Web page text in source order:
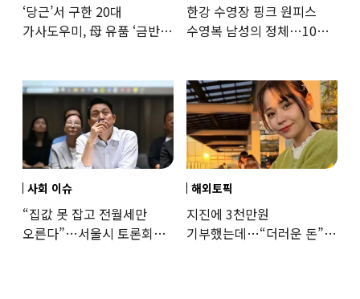
‘당근’서 구한 20대
가사도우미, 母 유품 ‘금반지
한강 수영장 핑크 원피스
수영복 남성의 정체…10대
사회 이슈
“집값 못 잡고 전월세만
오른다”…서울시 토론회서
해외토픽
지진에 3천만원
기부했는데…“더러운 돈”